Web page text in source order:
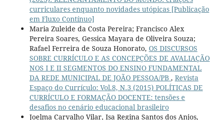
curriculares enquanto novidades utópicas [Publicação
em Fluxo Contínuo]
Maria Zuleide da Costa Pereira; Francisco Alex
Pereira Soares, Gessica Mayara de Oliveira Souza;
Rafael Ferreira de Souza Honorato, OS DISCURSOS
SOBRE CURRÍCULO E AS CONCEPÇÕES DE AVALIAÇÃO
NOS I E II SEGMENTOS DO ENSINO FUNDAMENTAL
DA REDE MUNICIPAL DE JOÃO PESSOA/PB , Revista
Espaço do Currículo: Vol.8, N.3 (2015) POLÍTICAS DE
CURRÍCULO E FORMAÇÃO DOCENTE: tensões e
desafios no cenário educacional brasileiro
Joelma Carvalho Vilar, Isa Regina Santos dos Anjos,